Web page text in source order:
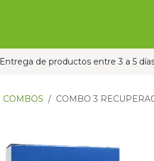
Entrega de productos entre 3 a 5
COMBOS COMBO 3